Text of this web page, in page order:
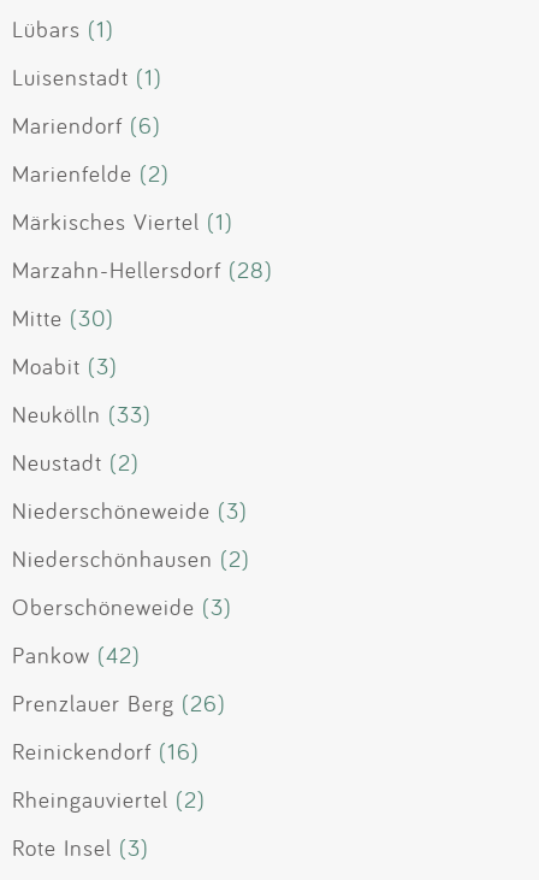
Lübars (1)
Luisenstadt (1)
Mariendorf (6)
Marienfelde (2)
Märkisches Viertel (1)
Marzahn-Hellersdorf (28)
Mitte (30)
Moabit (3)
Neukölln (33)
Neustadt (2)
Niederschöneweide (3)
Niederschönhausen (2)
Oberschöneweide (3)
Pankow (42)
Prenzlauer Berg (26)
Reinickendorf (16)
Rheingauviertel (2)
Rote Insel (3)